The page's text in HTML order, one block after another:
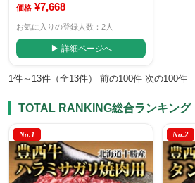
価格 ¥7,668
お気に入りの登録人数：2人
▶ 詳細ページへ
1件～13件（全13件） 前の100件 次の100件
TOTAL RANKING総合ランキング
No.1 No.2